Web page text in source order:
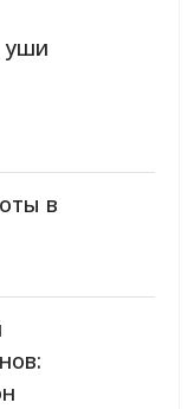
уши
в